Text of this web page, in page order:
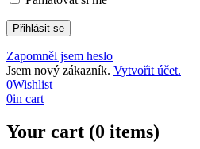
Zapomněl jsem heslo
Jsem nový zákazník. Vytvořit účet.
0Wishlist
0in cart
Your cart (0 items)